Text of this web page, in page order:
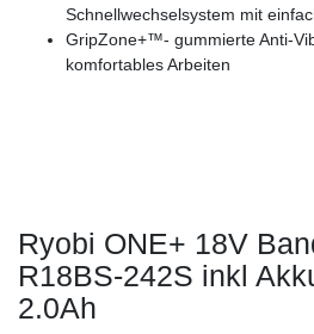
Schnellwechselsystem mit
GripZone+™- gummierte Anti-
komfortables Arbeiten
Ryobi ONE+ 18V
R18BS-242S inkl
2.0Ah